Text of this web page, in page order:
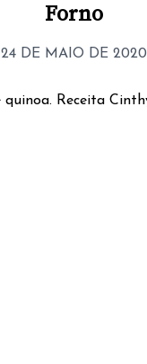
Forno
24 DE MAIO DE 2020